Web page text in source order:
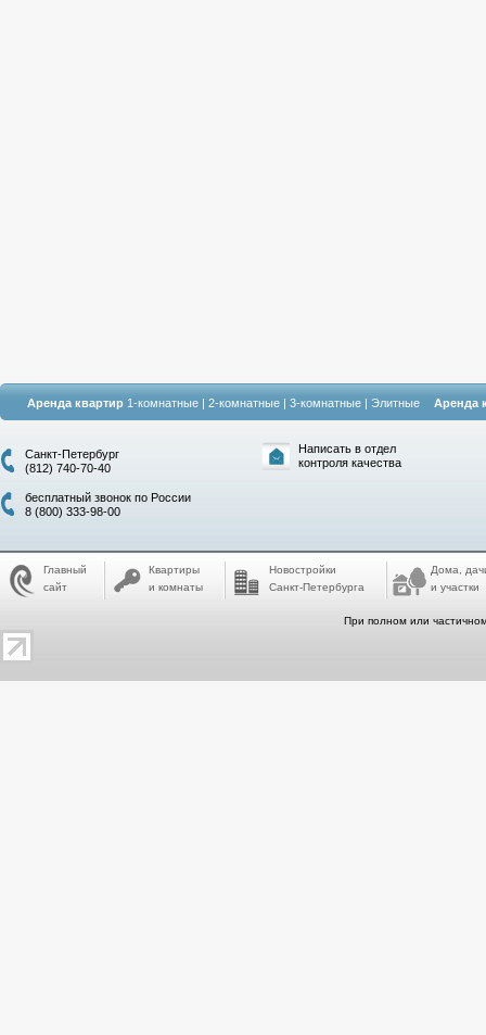
Аренда квартир 1-комнатные | 2-комнатные | 3-комнатные | Элитные Аренда
Санкт-Петербург
(812) 740-70-40
бесплатный звонок по России
8 (800) 333-98-00
Написать в отдел
контроля качества
Главный
сайт
Квартиры
и комнаты
Новостройки
Санкт-Петербурга
Дома,
и участки
При полном или